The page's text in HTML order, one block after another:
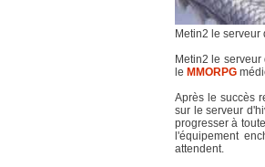
Metin2 le serveur
Metin2 le
le MMORPG
Après le succès
sur le serveur
progresser à
l'équipement
attendent.